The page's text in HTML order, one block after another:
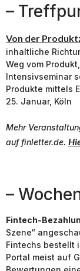
–
Von der
inhaltliche
Weg vom
Intensivseminar
Produkte mittels
25. Januar, Köln
Mehr
auf finletter.de.
–
Fintech-
Szene“
Fintechs bestellt
Portal meist auf